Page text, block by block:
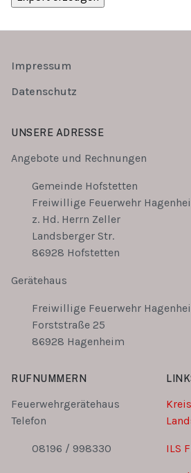
Impressum
Datenschutz
UNSERE ADRESSE
Angebote und Rechnungen
Gemeinde Hofstetten
Freiwillige Feuerwehr
z. Hd. Herrn Zeller
Landsberger Str.
86928 Hofstetten
Gerätehaus
Freiwillige Feuerwehr
Forststraße 25
86928 Hagenheim
RUFNUMMERN
Feuerwehrgerätehaus
Telefon
08196 / 998330 ILS